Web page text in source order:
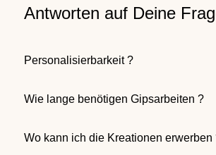
Antworten auf Deine
Personalisierbarkeit ?
Wie lange benötigen Gipsarbeiten ?
Wo kann ich die Kreationen erwerben